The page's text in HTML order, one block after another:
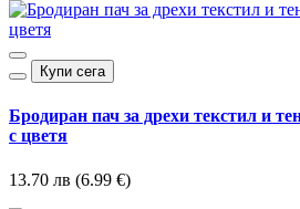
Купи сега
Бродиран пач за дрехи текстил и
с цветя
13.70 лв (6.99 €)